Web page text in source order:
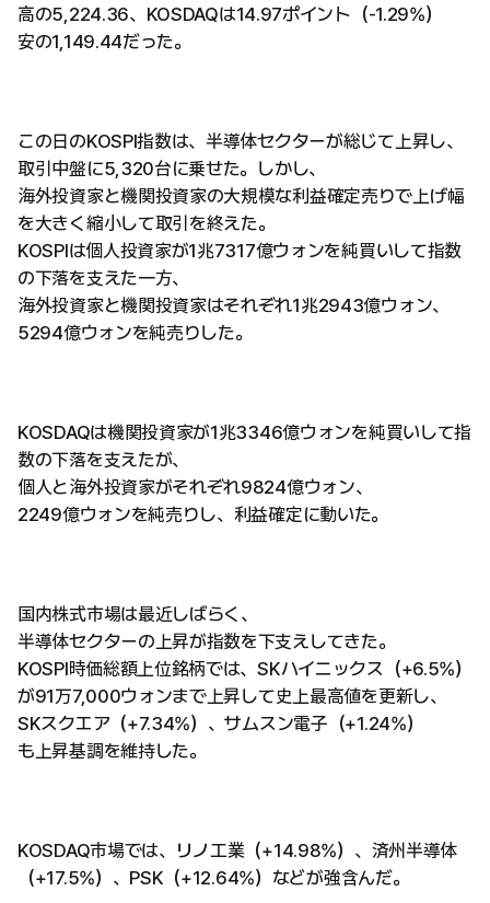
高の5,224.36、KOSDAQは14.97ポイント（-1.29%）
安の1,149.44だった。
この日のKOSPI指数は、半導体セクターが総じて上昇し、
取引中盤に5,320台に乗せた。しかし、
海外投資家と機関投資家の大規模な利益確定売りで上げ幅
を大きく縮小して取引を終えた。
KOSPIは個人投資家が1兆7317億ウォンを純買いして指数
の下落を支えた一方、
海外投資家と機関投資家はそれぞれ1兆2943億ウォン、
5294億ウォンを純売りした。
KOSDAQは機関投資家が1兆3346億ウォンを純買いして指
数の下落を支えたが、
個人と海外投資家がそれぞれ9824億ウォン、
2249億ウォンを純売りし、利益確定に動いた。
国内株式市場は最近しばらく、
半導体セクターの上昇が指数を下支えしてきた。
KOSPI時価総額上位銘柄では、SKハイニックス（+6.5%）
が91万7,000ウォンまで上昇して史上最高値を更新し、
SKスクエア（+7.34%）、サムスン電子（+1.24%）
も上昇基調を維持した。
KOSDAQ市場では、リノ工業（+14.98%）、済州半導体
（+17.5%）、PSK（+12.64%）などが強含んだ。